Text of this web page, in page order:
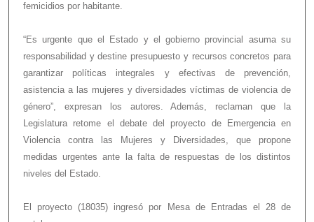
femicidios por habitante.
“Es urgente que el Estado y el gobierno provincial asuma su
responsabilidad y destine presupuesto y recursos concretos para
garantizar políticas integrales y efectivas de prevención,
asistencia a las mujeres y diversidades víctimas de violencia de
género”, expresan los autores. Además, reclaman que la
Legislatura retome el debate del proyecto de Emergencia en
Violencia contra las Mujeres y Diversidades, que propone
medidas urgentes ante la falta de respuestas de los distintos
niveles del Estado.
El proyecto (18035) ingresó por Mesa de Entradas el 28 de